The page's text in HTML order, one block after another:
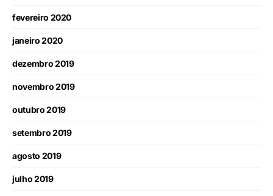
fevereiro 2020
janeiro 2020
dezembro 2019
novembro 2019
outubro 2019
setembro 2019
agosto 2019
julho 2019